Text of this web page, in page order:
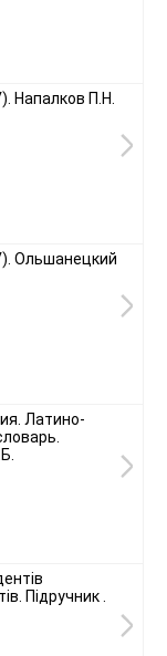
Напалков П.Н.
Ольшанецкий
Латино-
Підручник .